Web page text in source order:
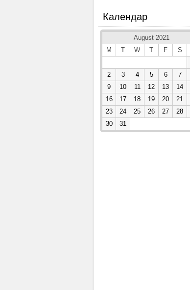
Календар
August 2021
M
T W T F S
2
3 4 5 6 7
9
10 11 12 13 14
16
17 18 19 20 21
23
24 25 26 27 28
30
31